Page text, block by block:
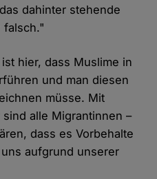
dahinter stehende
falsch."
hier, dass Muslime in
und man diesen
müsse. Mit
alle Migrantinnen –
dass es Vorbehalte
aufgrund unserer